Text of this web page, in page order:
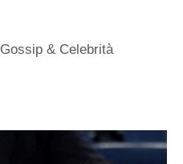
Gossip & Celebrità